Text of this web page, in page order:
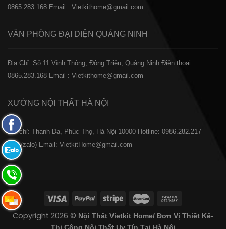
0865.283.168 Email : Vietkithome@gmail.com
VĂN PHÒNG ĐẠI DIỆN QUẢNG NINH
Địa Chỉ: Số 11 Vĩnh Thông, Đông Triều, Quảng Ninh Điện thoại :
0865.283.168 Email : Vietkithome@gmail.com
XƯỞNG NỘI THẤT HÀ NỘI
️Địa chỉ: Thanh Đa, Phúc Thọ, Hà Nội 10000 Hotline: 0986.282.217
(Call/zalo) Email: VietkitHome@gmail.com
Copyright 2026 © Nội Thất Vietkit Home/ Đơn Vị Thiết Kế-
Fanpage
Facebook
Zalo:
0865.283.168
Hotline:
0865.283.168
Hotline:
0865.283.168